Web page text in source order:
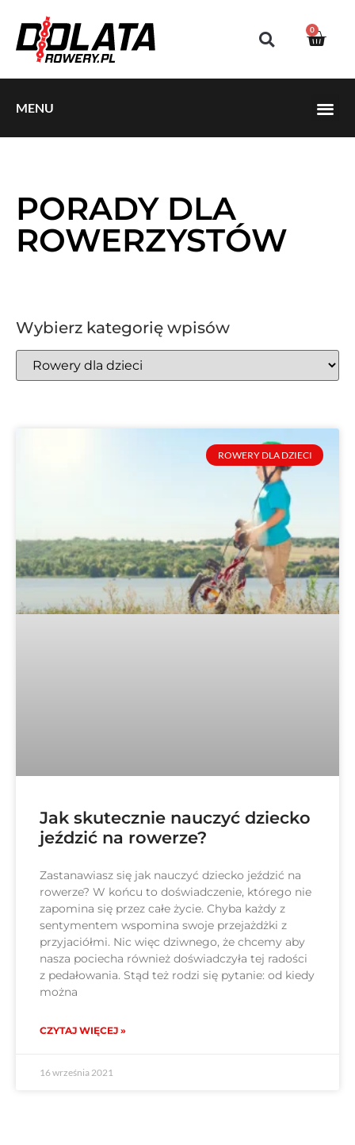
0
MENU
PORADY DLA
ROWERZYSTÓW
Wybierz kategorię wpisów
Wybierz
kategorię
wpisów
ROWERY DLA DZIECI
Jak skutecznie nauczyć dziecko
jeździć na rowerze?
Zastanawiasz się jak nauczyć dziecko jeździć na
rowerze? W końcu to doświadczenie, którego nie
zapomina się przez całe życie. Chyba każdy z
sentymentem wspomina swoje przejażdżki z
przyjaciółmi. Nic więc dziwnego, że chcemy aby
nasza pociecha również doświadczyła tej radości
z pedałowania. Stąd też rodzi się pytanie: od kiedy
można
CZYTAJ WIĘCEJ »
16 września 2021